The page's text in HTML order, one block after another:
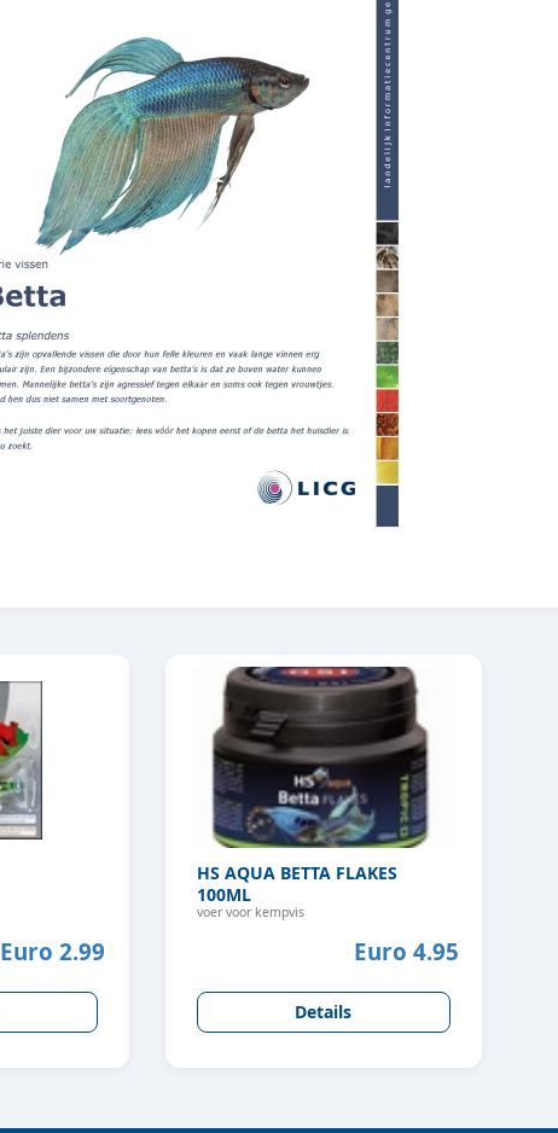
Euro 2.99
HS AQUA BETTA FLAKES
100ML
voer voor kempvis
Euro 4.95
Details